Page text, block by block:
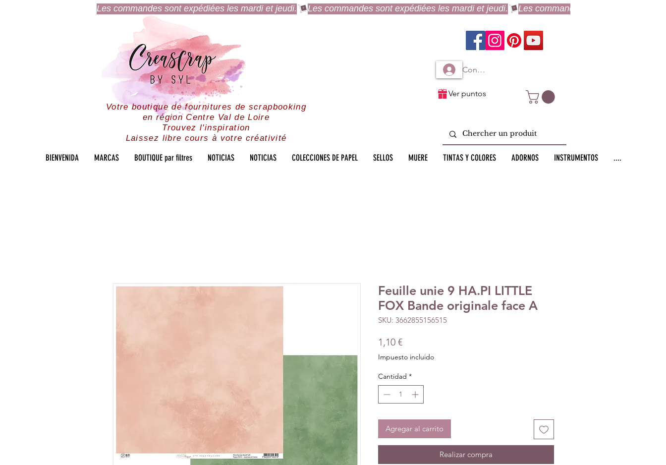
Les commandes sont expédiées les mardi et jeudi.
Votre boutique de fournitures de scrapbooking
en région Centre Val de Loire
Trouvez l'inspiration
Laissez libre cours à votre créativité
Connexion à mon compte
Ver puntos
BIENVENIDA MARCAS BOUTIQUE par filtres NOTICIAS NOTICIAS COLECCIONES DE PAPEL SELLOS MUERE TINTAS Y COLORES ADORNOS INSTRUMENTOS ....
Feuille unie 9 HA.PI LITTLE
FOX Bande originale face A
SKU: 3662855156515
1,10 €Precio
Impuesto incluido
Cantidad *
Agregar al carrito
Realizar compra